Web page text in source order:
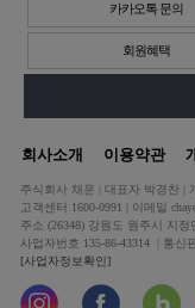
카카오톡 문의
회원혜택
회사소개 이용약관
주식회사 채운 | 대표자 박경찬 |
고객센터 1600-0991 | 이메일
주소 (26348) 강원도 원주시 지정
사업자번호 135-86-43314 | 통신
[사업자정보확인]